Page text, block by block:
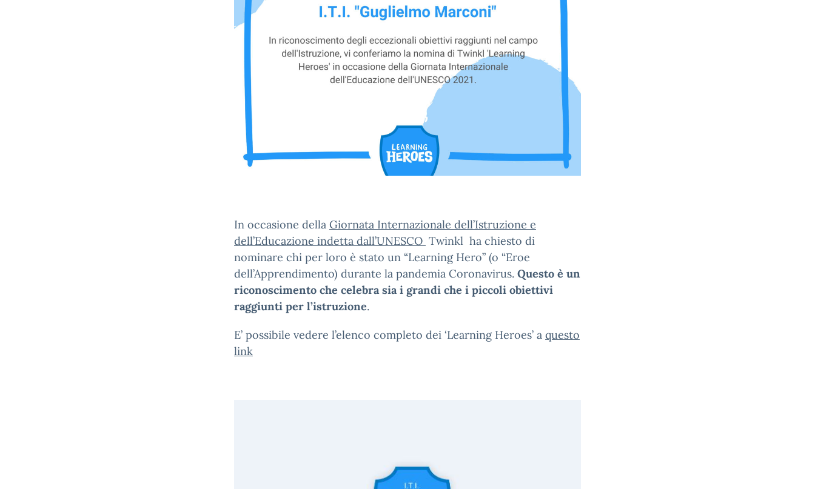
In occasione della Giornata Internazionale dell’Istruzione e
dell’Educazione indetta dall’UNESCO Twinkl ha chiesto di
nominare chi per loro è stato un “Learning Hero” (o “Eroe
dell’Apprendimento) durante la pandemia Coronavirus. Questo è un
riconoscimento che celebra sia i grandi che i piccoli obiettivi
raggiunti per l’istruzione.
E’ possibile vedere l’elenco completo dei ‘Learning Heroes’ a questo
link